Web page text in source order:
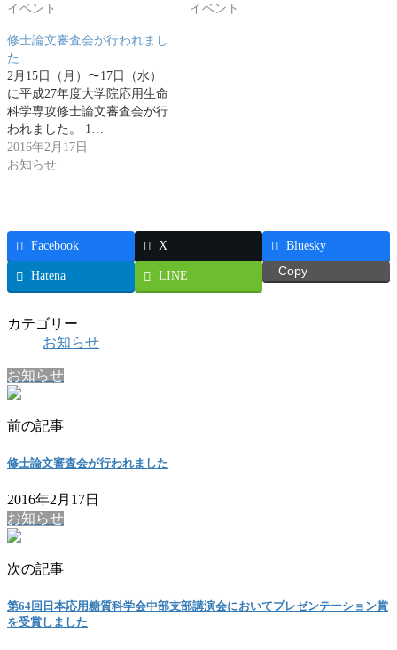
イベント
イベント
修士論文審査会が行われまし
た
2月15日（月）〜17日（水）
に平成27年度大学院応用生命
科学専攻修士論文審査会が行
われました。 1…
2016年2月17日
お知らせ
Facebook X Bluesky
Hatena LINE Copy
カテゴリー
お知らせ
お知らせ
前の記事
修士論文審査会が行われました
2016年2月17日
お知らせ
次の記事
第64回日本応用糖質科学会中部支部講演会においてプレゼンテーション賞
を受賞しました